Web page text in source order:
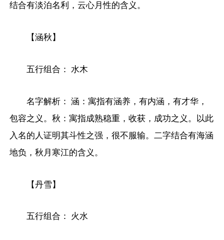
结合有淡泊名利，云心月性的含义。
【涵秋】
五行组合： 水木
名字解析： 涵：寓指有涵养，有内涵，有才华，
包容之义。秋：寓指成熟稳重，收获，成功之义。以此
入名的人证明其斗性之强，很不服输。二字结合有海涵
地负，秋月寒江的含义。
【丹雪】
五行组合： 火水